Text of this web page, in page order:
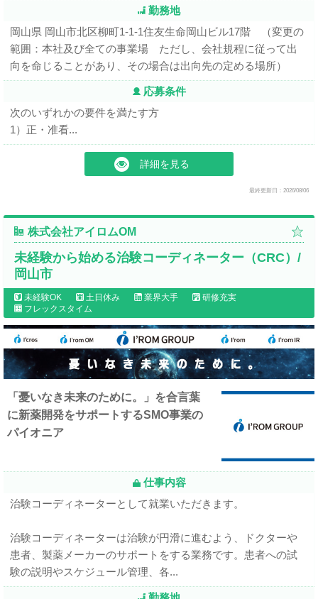
勤務地
岡山県 岡山市北区柳町1-1-1住友生命岡山ビル17階 （変更の
範囲：本社及び全ての事業場 ただし、会社規程に従って出
向を命じることがあり、その場合は出向先の定める場所）
応募条件
次のいずれかの要件を満たす方
1）正・准看...
詳細を見る
最終更新日：2026/08/06
株式会社アイロムOM
未経験から始める治験コーディネーター（CRC）/
岡山市
未経験OK 土日休み 業界大手
研修充実
フレックスタイム
「憂いなき未来のために。」を合言葉
に新薬開発をサポートするSMO事業の
パイオニア
仕事内容
治験コーディネーターとして就業いただきます。
治験コーディネーターは治験が円滑に進むよう、ドクターや
患者、製薬メーカーのサポートをする業務です。患者への試
験の説明やスケジュール管理、各...